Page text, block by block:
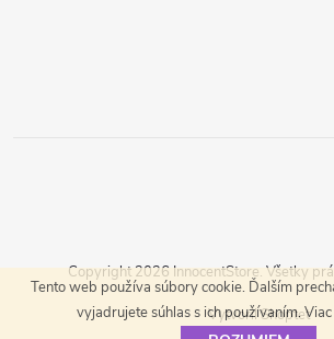
Tento web používa súbory cookie. Ďalším
vyjadrujete súhlas s ich používaním.
Vytvoril Shoptet
Copyright 2026 InnocentStore. Všetky